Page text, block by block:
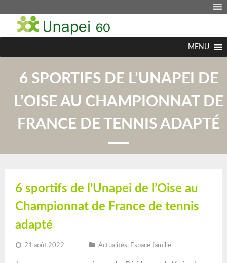
MENU
6 SPORTIFS DE L’UNAPEI DE
L’OISE AU CHAMPIONNAT DE
FRANCE DE TENNIS ADAPTÉ
6 sportifs de l’Unapei de l’Oise au
Championnat de France de tennis
adapté
21 août 2022 Actualités, Espace famille